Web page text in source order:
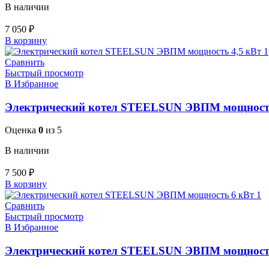
В наличии
7 050 ₽
В корзину
Сравнить
Быстрый просмотр
В Избранное
Электрический котел STEELSUN ЭВПМ
Оценка 0 из 5
В наличии
7 500 ₽
В корзину
Сравнить
Быстрый просмотр
В Избранное
Электрический котел STEELSUN ЭВПМ